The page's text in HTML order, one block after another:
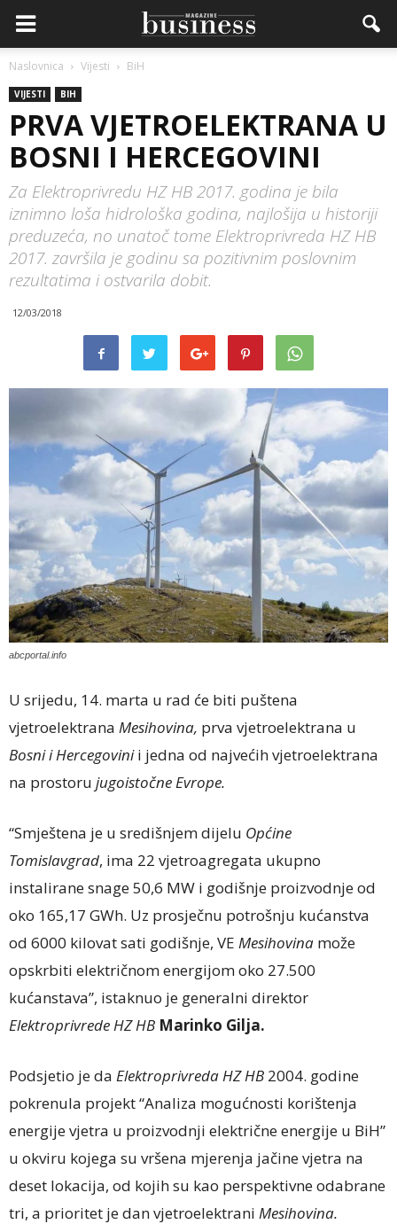
Naslovnica Vijesti BiH
VIJESTI BIH
PRVA VJETROELEKTRANA U
BOSNI I HERCEGOVINI
Za Elektroprivredu HZ HB 2017. godina je bila
iznimno loša hidrološka godina, najlošija u historiji
preduzeća, no unatoč tome Elektroprivreda HZ HB
2017. završila je godinu sa pozitivnim poslovnim
rezultatima i ostvarila dobit.
12/03/2018
abcportal.info
U srijedu, 14. marta u rad će biti puštena
vjetroelektrana Mesihovina, prva vjetroelektrana u
Bosni i Hercegovinii jedna od najvećih vjetroelektrana
na prostoru jugoistočne Evrope.
“Smještena je u središnjem dijelu Općine
Tomislavgrad, ima 22 vjetroagregata ukupno
instalirane snage 50,6 MW i godišnje proizvodnje od
oko 165,17 GWh. Uz prosječnu potrošnju kućanstva
od 6000 kilovat sati godišnje, VE Mesihovina može
opskrbiti električnom energijom oko 27.500
kućanstava”, istaknuo je generalni direktor
Elektroprivrede HZ HB Marinko Gilja.
Podsjetio je da Elektroprivreda HZ HB 2004. godine
pokrenula projekt “Analiza mogućnosti korištenja
energije vjetra u proizvodnji električne energije u BiH”
u okviru kojega su vršena mjerenja jačine vjetra na
deset lokacija, od kojih su kao perspektivne odabrane
tri, a prioritet je dan vjetroelektrani Mesihovina.